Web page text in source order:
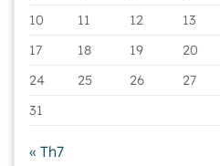
10
11 12 13
17
18 19 20
24
25 26 27
31
« Th7